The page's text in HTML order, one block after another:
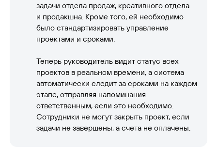
задачи отдела продаж, креативного отдела
и продакшна. Кроме того, ей необходимо
было стандартизировать управление
проектами и сроками.
Теперь руководитель видит статус всех
проектов в реальном времени, а система
автоматически следит за сроками на каждом
этапе, отправляя напоминания
ответственным, если это необходимо.
Сотрудники не могут закрыть проект, если
задачи не завершены, а счета не оплачены.